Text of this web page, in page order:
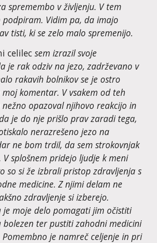
spremembo v življenju. V tem
Vidim pa, da imajo
tisti, ki se zelo malo spremenijo.
celilec sem izrazil svoje
je rak odziv na jezo, zadrževano v
rakavih bolnikov se je ostro
komentar. V vsakem od teh
opazoval njihovo reakcijo in
je do nje prišlo prav zaradi tega,
nerazrešeno jezo na
ne bom trdil, da sem strokovnjak
V splošnem pridejo ljudje k meni
so si že izbrali pristop zdravljenja s
medicine. Z njimi delam ne
zdravljenje si izberejo.
je moje delo pomagati jim očistiti
bolezen ter pustiti zahodni medicini
je namreč celjenje in pri